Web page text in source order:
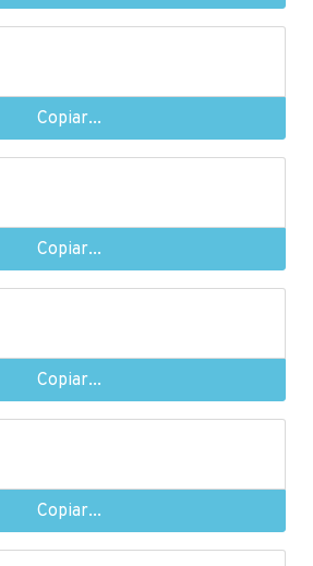
Copiar...
Copiar...
Copiar...
Copiar...